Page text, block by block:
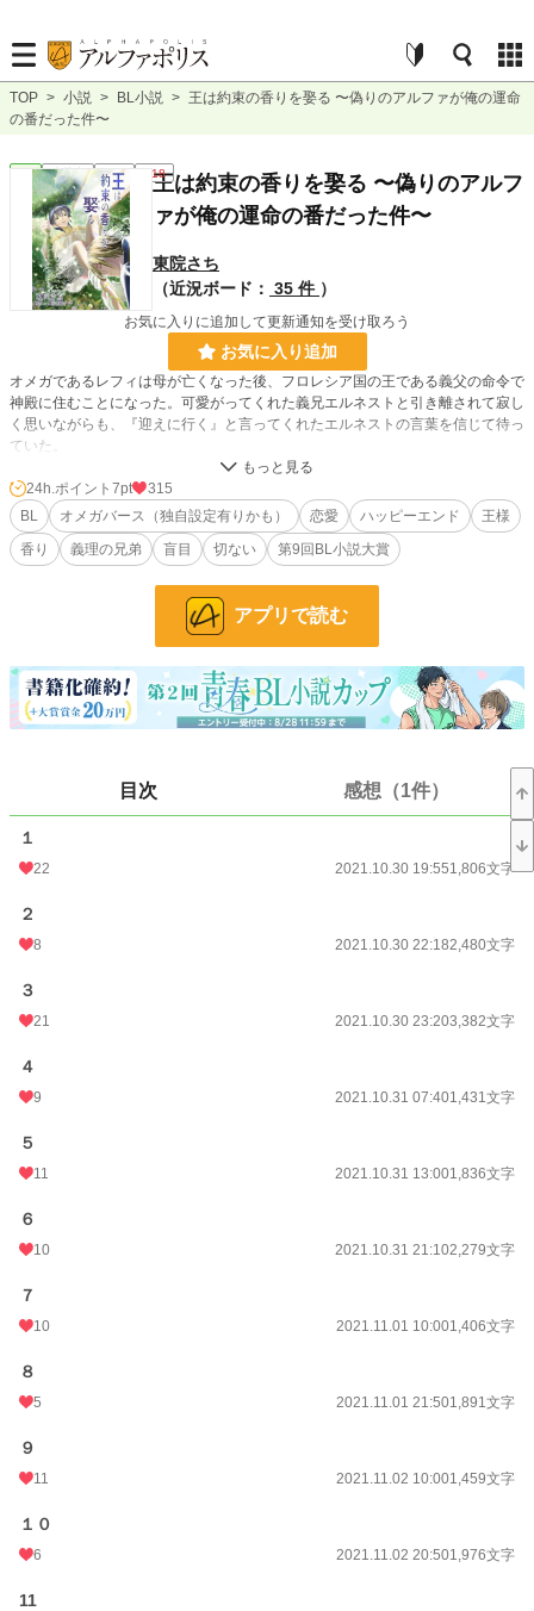
TOP > 小説 > BL小説 > 王は約束の香りを娶る 〜偽りのアルファが俺の運命
の番だった件〜
BL 連載中 長編 R18
王は約束の香りを娶る 〜偽りのアルフ
ァが俺の運命の番だった件〜
東院さち
（近況ボード： 35 件 ）
お気に入りに追加して更新通知を受け取ろう
お気に入り追加
オメガであるレフィは母が亡くなった後、フロレシア国の王である義父の命令で
神殿に住むことになった。可愛がってくれた義兄エルネストと引き離されて寂し
く思いながらも、『迎えに行く』と言ってくれたエルネストの言葉を信じて待っ
ていた。
義父が亡くなったと報されて、その後でやってきた遣いはエルネストの迎えでな
く、レフィと亡くなった母を憎む侯爵の手先だった。怪我を負わされ視力を失っ
たレフィはオークションにかけられる。
オークションで売られてしまったのか、連れてこられた場所でレフィはアルファ
であるローレルの番にさせられてしまった。身体はアルファであるローレルを受
36,982 位 / 228,570 件
BL 9,859 位 / 31,380 件
お気に入り 277
文字数 71,636
週間ポイント
月間ポイント
年間ポイント
累計ポイント
24h.ポイント 7pt
315
BL
オメガバース（独自設定有りかも） 恋愛 ハッピーエンド
王様
香り
義理の兄弟 盲目 切ない 第9回BL小説大賞
アプリで読む
目次 感想（1件）
１
22 2021.10.30 19:551,806文字
２
8 2021.10.30 22:182,480文字
３
21 2021.10.30 23:203,382文字
４
9 2021.10.31 07:401,431文字
５
11 2021.10.31 13:001,836文字
６
10 2021.10.31 21:102,279文字
７
10 2021.11.01 10:001,406文字
８
5 2021.11.01 21:501,891文字
９
11 2021.11.02 10:001,459文字
１０
6 2021.11.02 20:501,976文字
11